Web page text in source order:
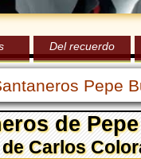
Del recuerdo
Pepe
de
Carlos